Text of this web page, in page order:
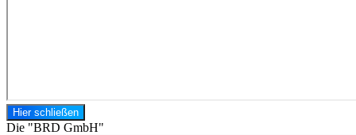
Hier schließen
Die "BRD GmbH"